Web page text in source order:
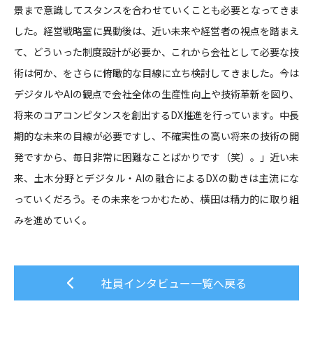
景まで意識してスタンスを合わせていくことも必要となってきま
した。経営戦略室に異動後は、近い未来や経営者の視点を踏まえ
て、どういった制度設計が必要か、これから会社として必要な技
術は何か、をさらに俯瞰的な目線に立ち検討してきました。今は
デジタルやAIの観点で会社全体の生産性向上や技術革新を図り、
将来のコアコンピタンスを創出するDX推進を行っています。中長
期的な未来の目線が必要ですし、不確実性の高い将来の技術の開
発ですから、毎日非常に困難なことばかりです（笑）。」近い未
来、土木分野とデジタル・AIの融合によるDXの動きは主流にな
っていくだろう。その未来をつかむため、横田は精力的に取り組
みを進めていく。
社員インタビュー一覧へ戻る